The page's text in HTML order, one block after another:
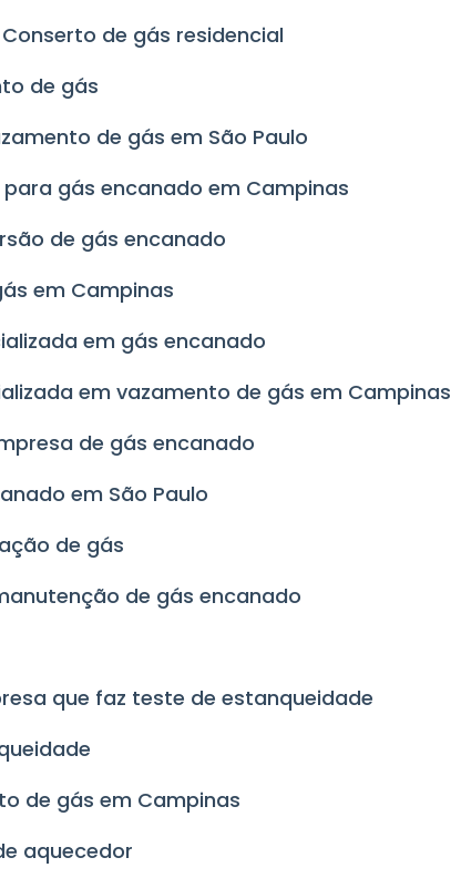
Conserto de gás residencial
de gás
de gás em São Paulo
para gás encanado em Campinas
de gás encanado
em Campinas
em gás encanado
em vazamento de gás em Campinas
de gás encanado
em São Paulo
de gás
de gás encanado
que faz teste de estanqueidade
de gás em Campinas
aquecedor